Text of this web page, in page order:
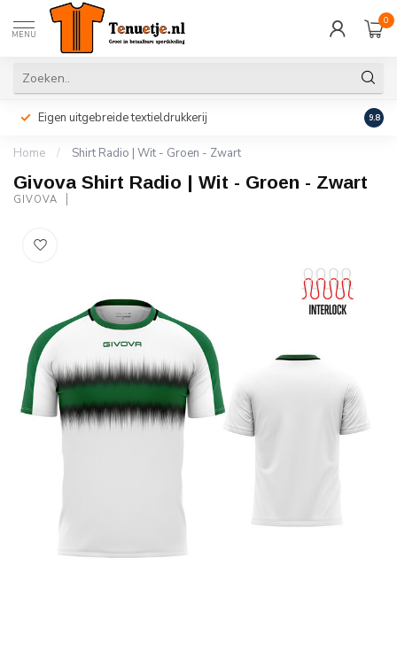
MENU
0
Eigen uitgebreide textieldrukkerij 9.8
Home / Shirt Radio | Wit - Groen - Zwart
Givova Shirt Radio | Wit - Groen - Zwart
GIVOVA